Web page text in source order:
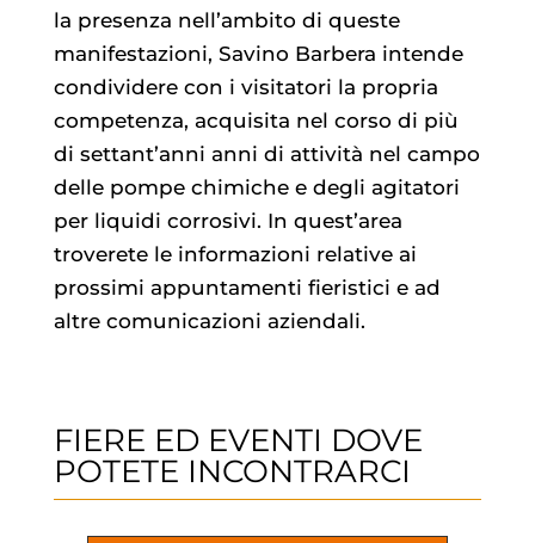
la presenza nell’ambito di queste
manifestazioni, Savino Barbera intende
condividere con i visitatori la propria
competenza, acquisita nel corso di più
di settant’anni anni di attività nel campo
delle pompe chimiche e degli agitatori
per liquidi corrosivi. In quest’area
troverete le informazioni relative ai
prossimi appuntamenti fieristici e ad
altre comunicazioni aziendali.
FIERE ED EVENTI DOVE
POTETE INCONTRARCI